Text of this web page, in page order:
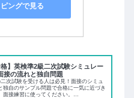
ングで見る
格】英検準2級二次試験シミュレー
接の流れと独自問題
次試験を受ける人は必見！面接のシミュ
独自のサンプル問題で合格に一気に近づき
面接練習に使ってください。